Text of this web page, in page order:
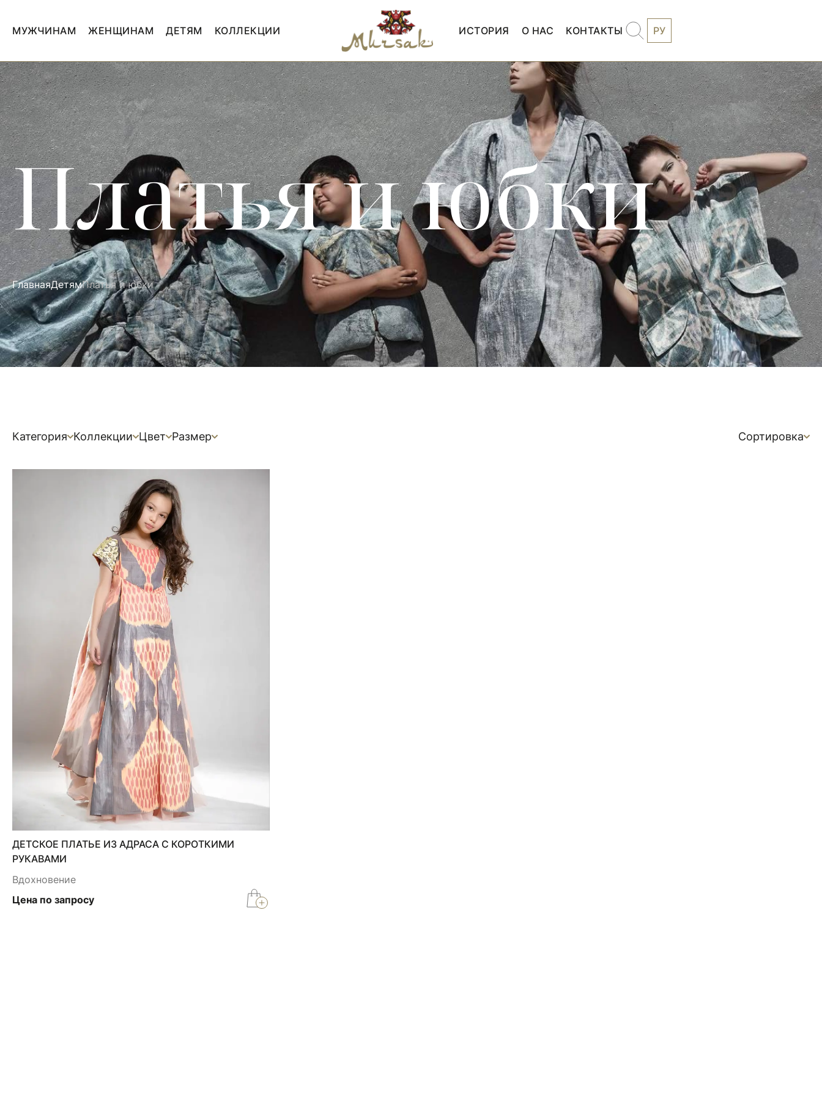
МУЖЧИНАМ ЖЕНЩИНАМ ДЕТЯМ КОЛЛЕКЦИИ ИСТОРИЯ О НАС КОНТАКТЫ РУ
Платья и юбки
ГлавнаяДетямПлатья и юбки
Категория Коллекции Цвет Размер Сортировка
ДЕТСКОЕ ПЛАТЬЕ ИЗ АДРАСА С КОРОТКИМИ
РУКАВАМИ
Вдохновение
Цена по запросу